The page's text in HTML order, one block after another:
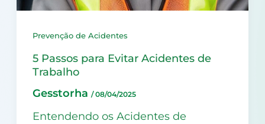
Prevenção de Acidentes
5 Passos para Evitar Acidentes de
Trabalho
Gesstorha /08/04/2025
Entendendo os Acidentes de